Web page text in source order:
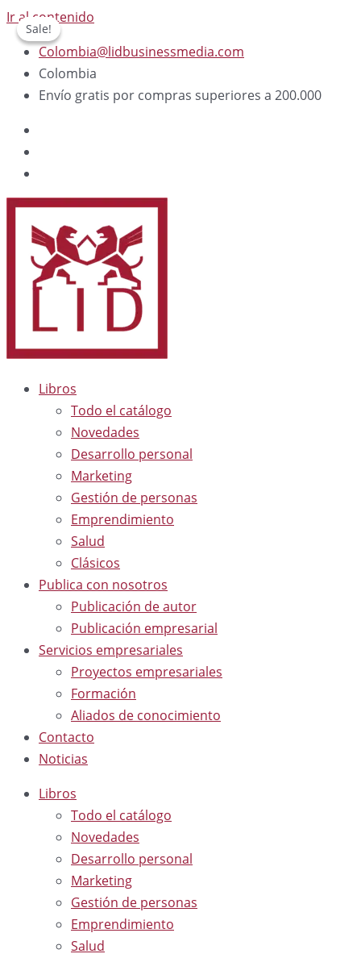
Ir al contenido
Colombia@lidbusinessmedia.com
Colombia
Envío gratis por compras superiores a 200.000
Libros
Todo el catálogo
Novedades
Desarrollo personal
Marketing
Gestión de personas
Emprendimiento
Salud
Clásicos
Publica con nosotros
Publicación de autor
Publicación empresarial
Servicios empresariales
Proyectos empresariales
Formación
Aliados de conocimiento
Contacto
Noticias
Libros
Todo el catálogo
Novedades
Desarrollo personal
Marketing
Gestión de personas
Emprendimiento
Salud
Sale!
Sale!